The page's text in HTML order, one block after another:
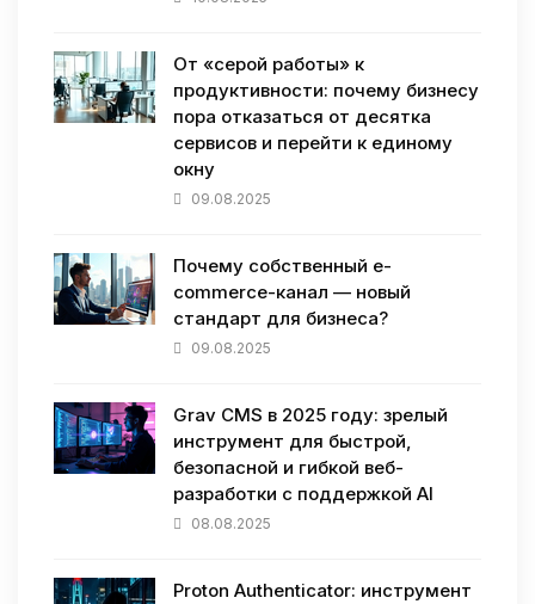
От «серой работы» к
продуктивности: почему бизнесу
пора отказаться от десятка
сервисов и перейти к единому
окну
09.08.2025
Почему собственный e-
commerce-канал — новый
стандарт для бизнеса?
09.08.2025
Grav CMS в 2025 году: зрелый
инструмент для быстрой,
безопасной и гибкой веб-
разработки с поддержкой AI
08.08.2025
Proton Authenticator: инструмент